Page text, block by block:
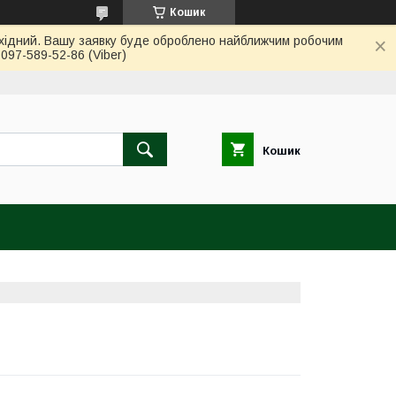
Кошик
Вашу заявку буде оброблено найближчим робочим
589-52-86 (Viber)
Кошик